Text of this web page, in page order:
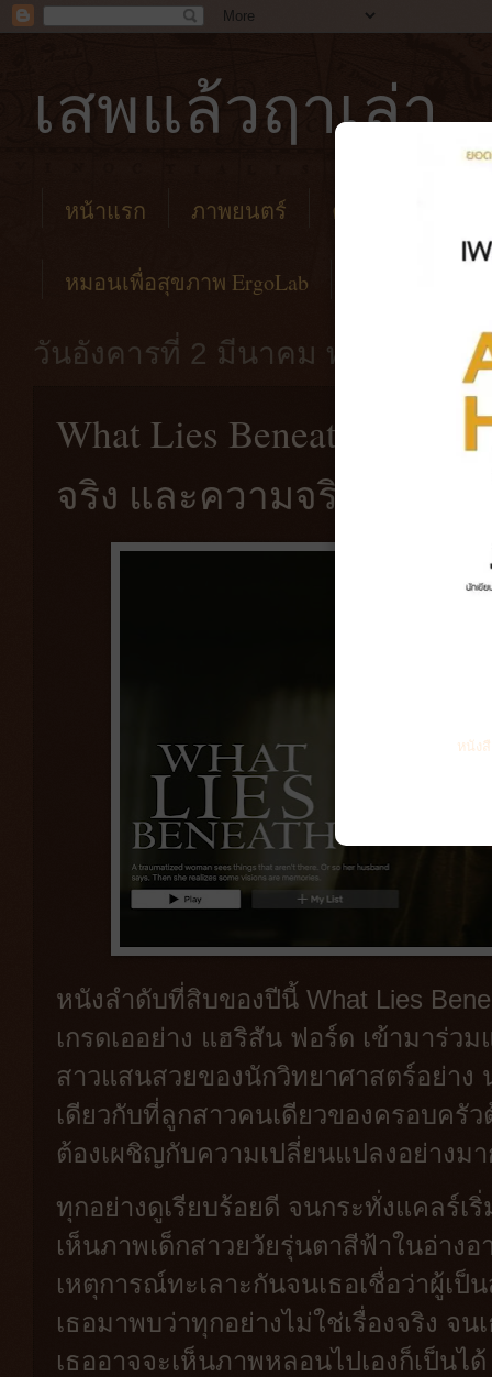
เสพแล้วฤาเล่า
หน้าแรก ภาพยนตร์ คาเฟ่
หมอนเพื่อสุขภาพ ErgoLab
วันอังคารที่ 2 มีนาคม พ.ศ. 2564
What Lies Beneath
จริง และความจริงมันน่าก
หนังลำดับที่สิบของปีนี้ What Lies
เกรดเออย่าง แฮริสัน ฟอร์ด เข้ามาร่ว
สาวแสนสวยของนักวิทยาศาสตร์อย่า
เดียวกับที่ลูกสาวคนเดียวของครอบครั
ต้องเผชิญกับความเปลี่ยนแปลงอย่างม
ทุกอย่างดูเรียบร้อยดี จนกระทั่งแคลร์เ
เห็นภาพเด็กสาวยวัยรุ่นตาสีฟ้าในอ่าง
เหตุการณ์ทะเลาะกันจนเธอเชื่อว่าผู้เ
เธอมาพบว่าทุกอย่างไม่ใช่เรื่องจริง จ
เธออาจจะเห็นภาพหลอนไปเองก็เป็นได้
หนัง